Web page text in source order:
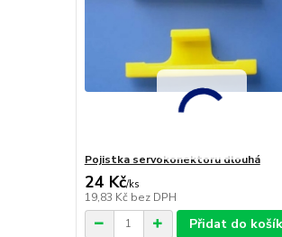
Pojistka servokonektoru dlouhá
24 Kč/ks
19,83 Kč bez DPH
Přidat do